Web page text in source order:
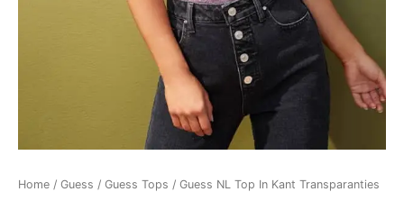
Home / Guess / Guess Tops / Guess NL Top In Kant Transparanties